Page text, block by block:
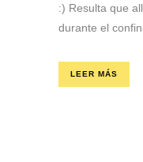
:) Resulta que
durante el
LEER MÁS